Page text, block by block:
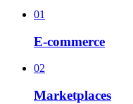
01
E-commerce
02
Marketplaces